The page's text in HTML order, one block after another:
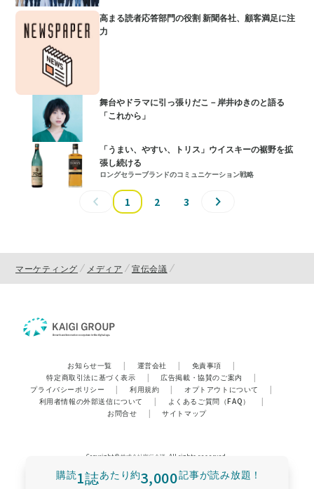
高まる読者応答部門の役割 新聞各社、顧客満足に注
力
舞台やドラマに引っ張りだこ－岸井ゆきのと語る
「これから」
「うまい、やすい、トリス」ウイスキーの裾野を拡
張し続ける
ロングセラーブランドのコミュニケーション戦略
1 2 3
購読1誌あたり約3,000記事が読み放題！
マーケティング メディア 宣伝会議
お知らせ一覧 | 運営会社 | 免責事項
|
特定商取引法に基づく表示
| 広告掲載・協賛のご案内
|
プライバシーポリシー
| 利用規約 | オプトアウトについて
|
利用者情報の外部送信について
| よくあるご質問（FAQ）
|
お問合せ
| サイトマップ
Copyright © 株式会社宣伝会議. All rights reserved.